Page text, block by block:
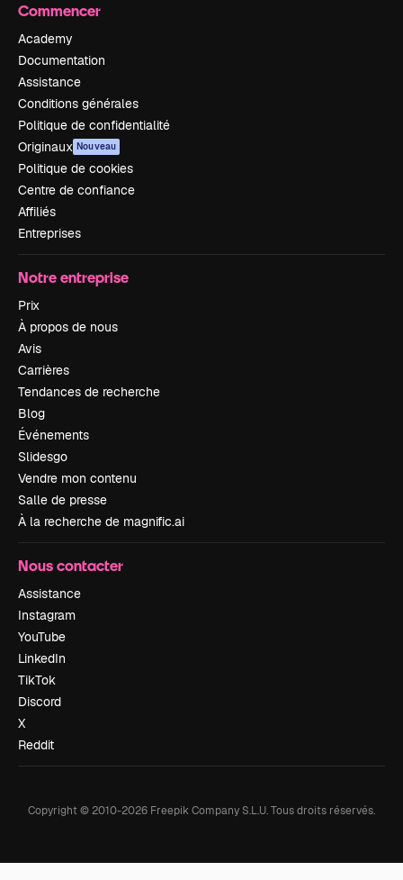
Commencer
Academy
Documentation
Assistance
Conditions générales
Politique de confidentialité
Originaux Nouveau
Politique de cookies
Centre de confiance
Affiliés
Entreprises
Notre entreprise
Prix
À propos de nous
Avis
Carrières
Tendances de recherche
Blog
Événements
Slidesgo
Vendre mon contenu
Salle de presse
À la recherche de magnific.ai
Nous contacter
Assistance
Instagram
YouTube
LinkedIn
TikTok
Discord
X
Reddit
Copyright © 2010-2026 Freepik Company S.L.U.Tous droits réservés.